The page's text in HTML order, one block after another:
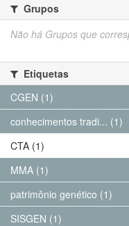
Grupos
Não há Grupos que
Etiquetas
CGEN (1)
conhecimentos tradi... (1)
CTA (1)
MMA (1)
patrimônio genético (1)
SISGEN (1)